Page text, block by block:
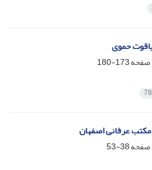
حموی
173-180
عرفانی اصفهان
38-53